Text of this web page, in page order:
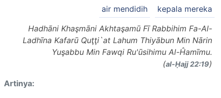
kepala mereka
air mendidih
Hadhāni Khaşmāni Akhtaşamū Fī Rabbihim Fa-Al-
Ladhīna Kafarū Quţţi`at Lahum Thiyābun Min Nārin
Yuşabbu Min Fawqi Ru'ūsihimu Al-Ĥamīmu.
(al-Ḥajj 22:19)
Artinya: